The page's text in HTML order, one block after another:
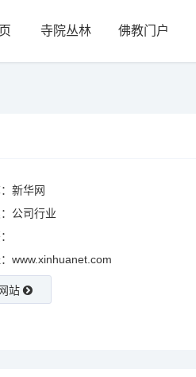
寺院丛林 佛教门户
新华网
公司行业
www.xinhuanet.com
站